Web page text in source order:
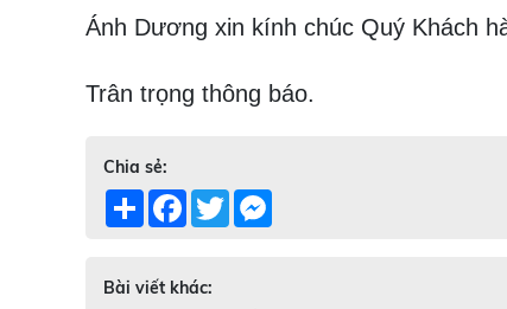
Ánh Dương xin kính chúc Quý Khách
Trân trọng thông báo.
Chia sẻ:
Share Facebook
Twitter
Bài viết khác: